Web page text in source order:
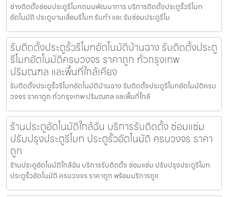
ช่างติดตั้งซ่อมประตูรีโมทถนนพัฒนาการ บริการติดตั้งประตูรั้วรีโมท
อัตโนมัติ ประตูบานเลื่อนรีโมท รับทำ และ รับซ่อมประตูรีโม
รับติดตั้งประตูรั้วรีโมทอัตโนมัติบ้านฉาง รับติดตั้งประตู
รีโมทอัตโนมัติครบวงจร ราคาถูก ทั่วกรุงเทพ
ปริมณฑล และพื้นที่ใกล้เคียง
รับติดตั้งประตูรั้วรีโมทอัตโนมัติบ้านฉาง รับติดตั้งประตูรีโมทอัตโนมัติครบ
วงจร ราคาถูก ทั่วกรุงเทพ ปริมณฑล และพื้นที่ใกล้
ร้านประตูอัตโนมัติใกล้ฉัน บริการรับติดตั้ง ซ่อมแซ่ม
ปรับปรุงประตูรีโมท ประตูรั้วอัตโนมัติ ครบวงจร ราคา
ถูก
ร้านประตูอัตโนมัติใกล้ฉัน บริการรับติดตั้ง ซ่อมแซ่ม ปรับปรุงประตูรีโมท
ประตูรั้วอัตโนมัติ ครบวงจร ราคาถูก พร้อมบริการดูแ